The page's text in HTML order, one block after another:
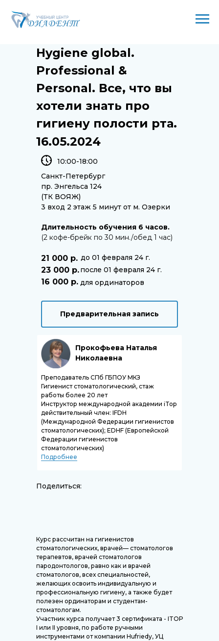
Hygiene global.
Professional &
Personal. Все, что вы
хотели знать про
гигиену полости рта.
10:00-18:00
Санкт-Петербург
пр. Энгельса 124
(ТК ВОЯЖ)
3 вход 2 этаж 5 минут от м. Озерки
16.05.2024
21 000 р.
23 000 р.
16 000 р.
Предварительная запись
до 01 февраля 24 г.
Курс рассчитан на гигиенистов
стоматологических, врачей— стоматологов
терапевтов, врачей стоматологов
пародонтологов, равно как и врачей
стоматологов, всех специальностей,
желающих освоить индивидуальную и
профессиональную гигиену, а также будет
полезен ординаторам и студентам-
стоматологам.
Участник курса получает 3 сертификата - ITOР
I или II уровня, по работе ручными
инструментами от компании Hufriedy, УЦ
Прокофьева Наталья
Николаевна
Преподаватель СПб ГБПОУ МКЗ
Гигиенист стоматологический, стаж
работы более 20 лет
Инструктор международной академии iTop
действительный член: IFDH
(Международной Федерации гигиенистов
стоматологических); EDHF (Европейской
Федерации гигиенистов
стоматологических)
Подробнее
Поделиться:
после 01 февраля 24 г.
для ординаторов
Длительность обучения 6 часов.
(2 кофе-брейк по 30 мин./обед 1 час)